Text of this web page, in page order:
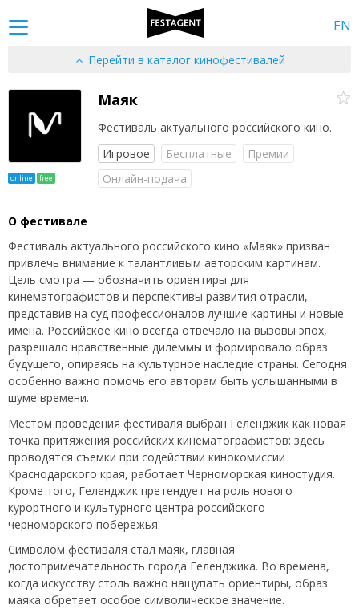
EN
Перейти в каталог кинофестивалей
online free
Маяк
Фестиваль актуального российского кино.
Игровое
Бесплатные
Премии
Онлайн-подача
О фестивале
Фестиваль актуального российского кино «Маяк» призван
привлечь внимание к талантливым авторским картинам.
Цель смотра — обозначить ориентиры для
кинематографистов и перспективы развития отрасли,
представив на суд профессионалов лучшие картины и новые
имена. Российское кино всегда отвечало на вызовы эпох,
разрешало нравственные дилеммы и формировало образ
будущего, опираясь на культурное наследие страны. Сегодня
особенно важно помочь его авторам быть услышанными в
шуме времени.
Местом проведения фестиваля выбран Геленджик как новая
точка притяжения российских кинематографистов: здесь
проводятся съемки при содействии кинокомиссии
Краснодарского края, работает Черноморская киностудия.
Кроме того, Геленджик претендует на роль нового
курортного и культурного центра российского
черноморского побережья.
Символом фестиваля стал маяк, главная
достопримечательность города Геленджика. Во времена,
когда искусству столь важно нащупать ориентиры, образ
маяка обретает особое символическое значение.